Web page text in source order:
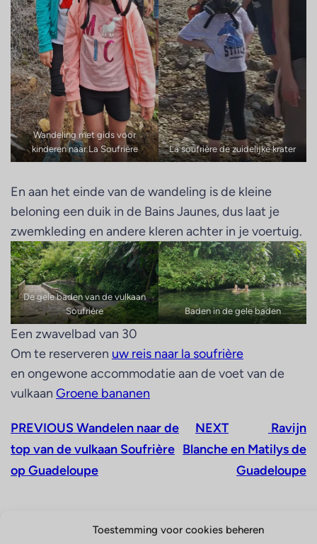
Toestemming voor cookies beheren
Wandeling met gids voor
kinderen naar La Soufrière
La soufrière de zuidelijke krater
En aan het einde van de wandeling is de kleine
beloning een duik in de Bains Jaunes, dus laat je
zwemkleding en andere kleren achter in je voertuig.
De gele baden van de vulkaan
Soufrière
Baden in de gele baden
Een zwavelbad van 30
Om te reserveren uw reis naar la soufrière
en ongewone accommodatie aan de voet van de
vulkaan Groene bananen
PREVIOUSWandelen naar de
top van de vulkaan Soufrière
op Guadeloupe
NEXT
Ravijn
Blanche en Matilys de
Guadeloupe